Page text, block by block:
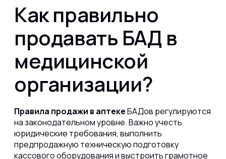
Как правильно
продавать БАД в
медицинской
организации?
Правила продажи в аптекеБАДов регулируются
на законодательном уровне. Важно учесть
юридические требования, выполнить
предпродажную техническую подготовку
кассового оборудования и выстроить грамотное